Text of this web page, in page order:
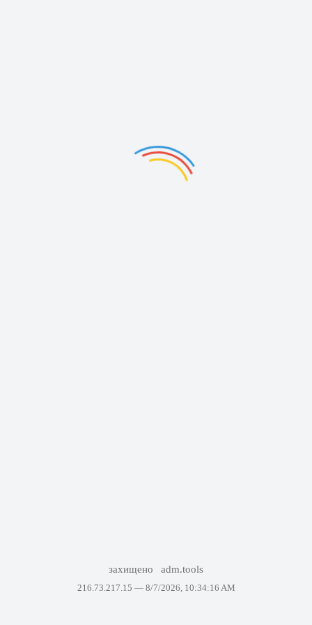
захищено adm.tools
216.73.217.15 — 8/7/2026, 10:34:16 AM